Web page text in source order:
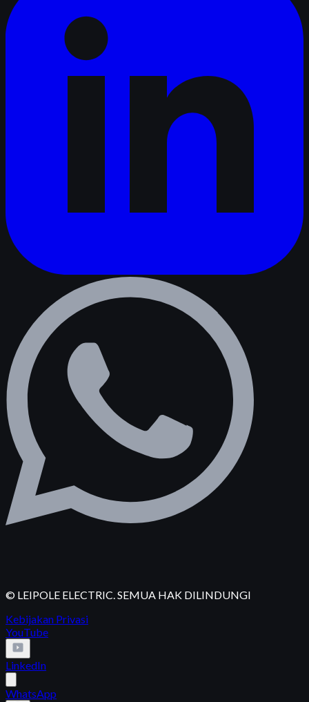
© LEIPOLE ELECTRIC. SEMUA HAK DILINDUNGI
Kebijakan Privasi
YouTube
LinkedIn
WhatsApp